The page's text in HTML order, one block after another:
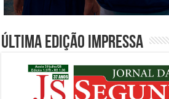
Última edição impressa